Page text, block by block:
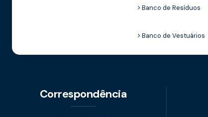
Banco de Resíduos
Banco de Vestuários
Correspondência